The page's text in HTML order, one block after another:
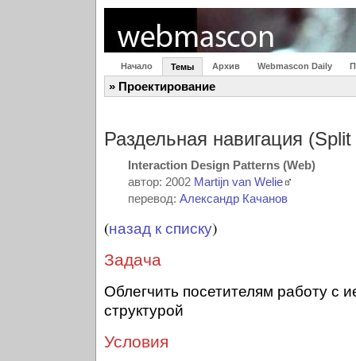
Начало Темы Архив Webmascon Daily
» Проектирование
Раздельная навигация
Interaction Design Patterns (Web)
автор: 2002 Martijn van Welie
перевод: Александр Качанов
(назад к списку)
Задача
Облегчить посетителям работу с
структурой
Условия